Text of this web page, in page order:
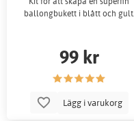
ballongbukett i blått och gult.
99 kr
Lägg i varukorg